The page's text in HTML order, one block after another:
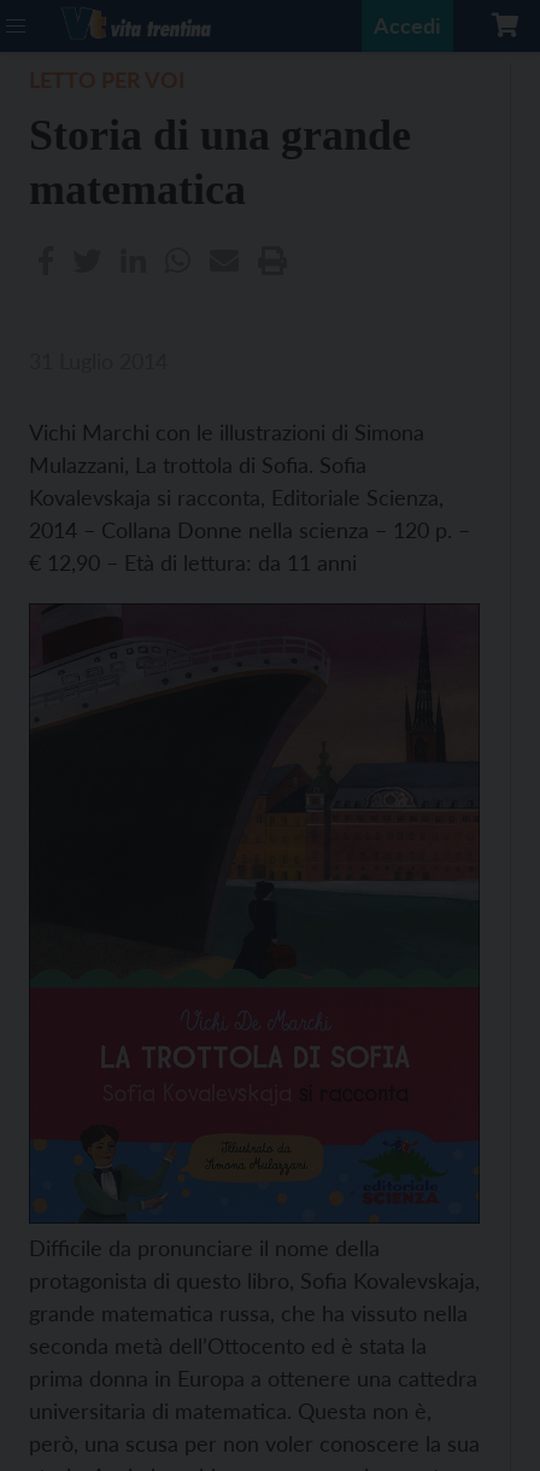
Accedi
Storia di una grande
matematica
Vichi Marchi con le illustrazioni di Simona
Mulazzani, La trottola di Sofia. Sofia
Kovalevskaja si racconta, Editoriale Scienza,
2014 – Collana Donne nella scienza – 120 p. –
€ 12,90 – Età di lettura: da 11 anni
Difficile da pronunciare il nome della
protagonista di questo libro, Sofia Kovalevskaja,
grande matematica russa, che ha vissuto nella
seconda metà dell’Ottocento ed è stata la
prima donna in Europa a ottenere una cattedra
universitaria di matematica. Questa non è,
però, una scusa per non voler conoscere la sua